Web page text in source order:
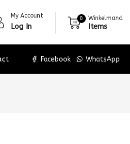
My Account
Log In
0 Winkelmand
Items
Facebook WhatsApp